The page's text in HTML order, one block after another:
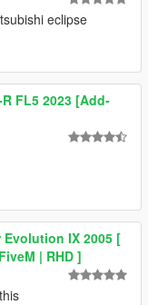
eclipse
FL5 2023 [Add-
IX 2005 [
| RHD ]